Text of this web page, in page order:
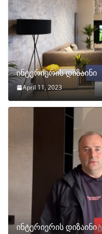
ინტერიერის დიზაინი
April 11, 2023
ინტერიერის დიზაინი